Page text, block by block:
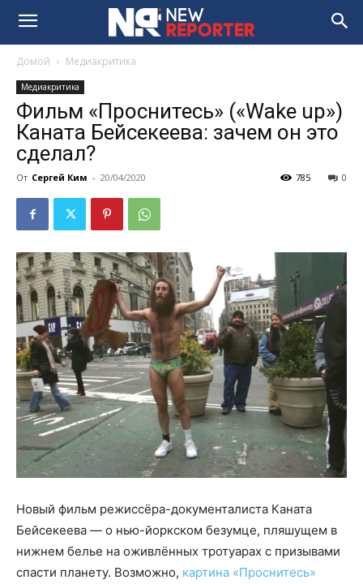
Домой Медиакритика
Медиакритика
Фильм «Проснитесь» («Wake up»)
Каната Бейсекеева: зачем он это
сделал?
От Сергей Ким - 20/04/2020 0
785
Новый фильм режиссёра-документалиста Каната
Бейсекеева — о нью-йоркском безумце, пляшущем в
нижнем белье на оживлённых тротуарах с призывами
спасти планету. Возможно, картина «Проснитесь»